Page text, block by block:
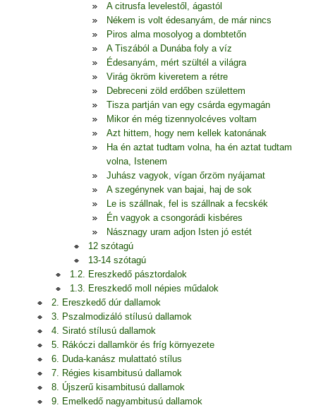
A citrusfa levelestől, ágastól
Nékem is volt édesanyám, de már nincs
Piros alma mosolyog a dombtetőn
A Tiszából a Dunába foly a víz
Édesanyám, mért szültél a világra
Virág ökröm kiveretem a rétre
Debreceni zöld erdőben születtem
Tisza partján van egy csárda egymagán
Mikor én még tizennyolcéves voltam
Azt hittem, hogy nem kellek katonának
Ha én aztat tudtam volna, ha én aztat tudtam
volna, Istenem
Juhász vagyok, vígan őrzöm nyájamat
A szegénynek van bajai, haj de sok
Le is szállnak, fel is szállnak a fecskék
Én vagyok a csongorádi kisbéres
Násznagy uram adjon Isten jó estét
12 szótagú
13-14 szótagú
1.2. Ereszkedő pásztordalok
1.3. Ereszkedő moll népies műdalok
2. Ereszkedő dúr dallamok
3. Pszalmodizáló stílusú dallamok
4. Sirató stílusú dallamok
5. Rákóczi dallamkör és fríg környezete
6. Duda-kanász mulattató stílus
7. Régies kisambitusú dallamok
8. Újszerű kisambitusú dallamok
9. Emelkedő nagyambitusú dallamok